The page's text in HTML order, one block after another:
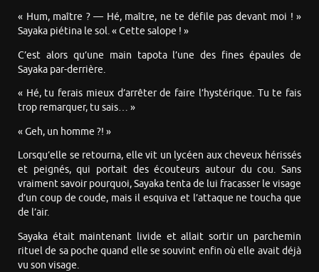
« Hum, maître ? — Hé, maître, ne te défile pas devant moi ! »
Sayaka piétina le sol. « Cette salope ! »
C’est alors qu’une main tapota l’une des fines épaules de
Sayaka par-derrière.
« Hé, tu ferais mieux d’arrêter de faire l’hystérique. Tu te fais
trop remarquer, tu sais… »
« Geh, un homme ?! »
Lorsqu’elle se retourna, elle vit un lycéen aux cheveux hérissés
et peignés, qui portait des écouteurs autour du cou. Sans
vraiment savoir pourquoi, Sayaka tenta de lui fracasser le visage
d’un coup de coude, mais il esquiva et l’attaque ne toucha que
de l’air.
Sayaka était maintenant livide et allait sortir un parchemin
rituel de sa poche quand elle se souvint enfin où elle avait déjà
vu son visage.